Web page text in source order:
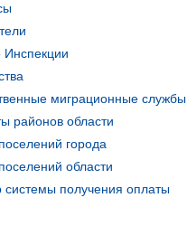
Инспекции
миграционные службы
районов области
города
области
системы получения оплаты